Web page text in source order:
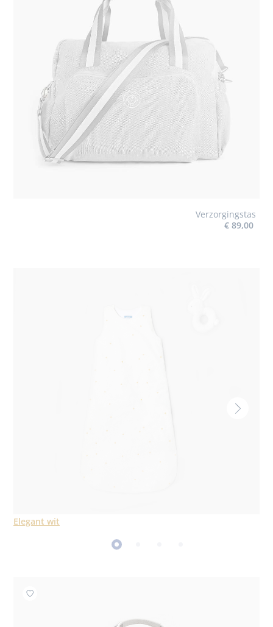
Verzorgingstas
€ 89,00
Elegant wit
Toevoegen aan mijn favorieten : Reistas